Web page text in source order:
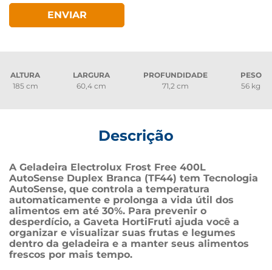
ENVIAR
ALTURA
185 cm
LARGURA
60,4 cm
PROFUNDIDADE
71,2 cm
PESO
56 kg
Descrição
A Geladeira Electrolux Frost Free 400L
AutoSense Duplex Branca (TF44) tem Tecnologia
AutoSense, que controla a temperatura
automaticamente e prolonga a vida útil dos
alimentos em até 30%. Para prevenir o
desperdício, a Gaveta HortiFruti ajuda você a
organizar e visualizar suas frutas e legumes
dentro da geladeira e a manter seus alimentos
frescos por mais tempo.